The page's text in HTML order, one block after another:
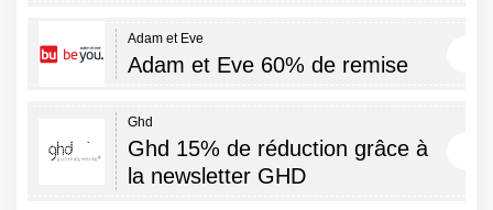
Adam et Eve
Adam et Eve 60% de remise
Ghd
Ghd 15% de réduction grâce à
la newsletter GHD